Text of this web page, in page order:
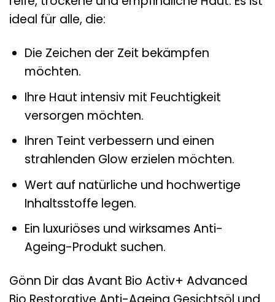
ideal für alle, die:
Die Zeichen der Zeit bekämpfen
möchten.
Ihre Haut intensiv mit Feuchtigkeit
versorgen möchten.
Ihren Teint verbessern und einen
strahlenden Glow erzielen möchten.
Wert auf natürliche und hochwertige
Inhaltsstoffe legen.
Ein luxuriöses und wirksames Anti-
Ageing-Produkt suchen.
Gönn Dir das Avant Bio Activ+ Advanced